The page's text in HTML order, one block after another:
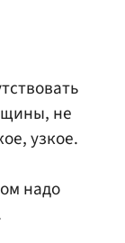
не
узкое.
надо